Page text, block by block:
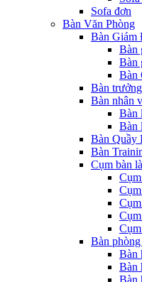
Sofa đơn
Bàn Văn Phòng
Bàn Giám
Bàn
Bàn
Bàn
Bàn
Bàn nhân
Bàn
Bàn
Bàn Quầy
Bàn
Cụm bàn
Bàn
Bàn
Bàn